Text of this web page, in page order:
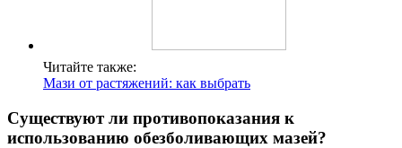
Читайте также:
Мази от растяжений: как выбрать
Существуют ли противопоказания к
использованию обезболивающих мазей?